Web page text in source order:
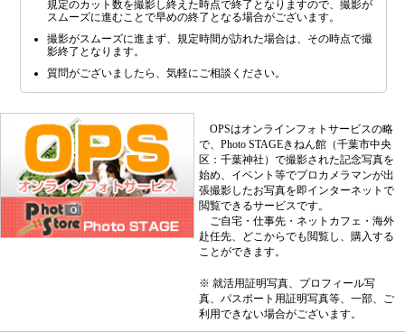
規定のカット数を撮影し終えた時点で終了となりますので、撮影が
スムーズに進むことで早めの終了となる場合がございます。
撮影がスムーズに進まず、規定時間が訪れた場合は、その時点で撮
影終了となります。
質問がございましたら、気軽にご相談ください。
OPSはオンラインフォトサービスの略
で、Photo STAGEきねん館（千葉市中央
区：千葉神社）で撮影された記念写真を
始め、イベント等でプロカメラマンが出
張撮影したお写真を即インターネットで
閲覧できるサービスです。
ご自宅・仕事先・ネットカフェ・海外
赴任先、どこからでも閲覧し、購入する
ことができます。
※ 就活用証明写真、プロフィール写
真、パスポート用証明写真等、一部、ご
利用できない場合がございます。